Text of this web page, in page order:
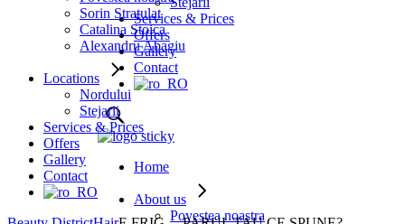
Services & Prices
Offers
Gallery
Contact
Home
About us
Povestea noastra
Sorin Stratulat
Catalina Stoica
Alexandru Abagiu
Locations
Nordului
Stejarii
Services & Prices
Offers
Gallery
Contact